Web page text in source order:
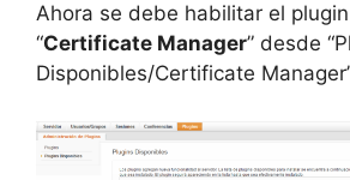
Ahora se debe habilitar el
“Certificate Manager” desde
Disponibles/Certificate